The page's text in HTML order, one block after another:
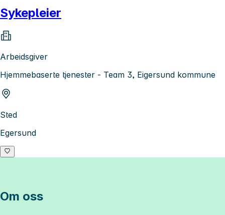
Sykepleier
Arbeidsgiver
Hjemmebaserte tjenester - Team 3, Eigersund kommune
Sted
Egersund
Om oss